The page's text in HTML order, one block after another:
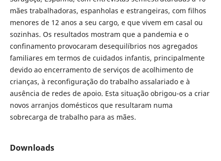
mães trabalhadoras, espanholas e estrangeiras, com filhos
menores de 12 anos a seu cargo, e que vivem em casal ou
sozinhas. Os resultados mostram que a pandemia e o
confinamento provocaram desequilíbrios nos agregados
familiares em termos de cuidados infantis, principalmente
devido ao encerramento de serviços de acolhimento de
crianças, à reconfiguração do trabalho assalariado e à
ausência de redes de apoio. Esta situação obrigou-os a criar
novos arranjos domésticos que resultaram numa
sobrecarga de trabalho para as mães.
Downloads